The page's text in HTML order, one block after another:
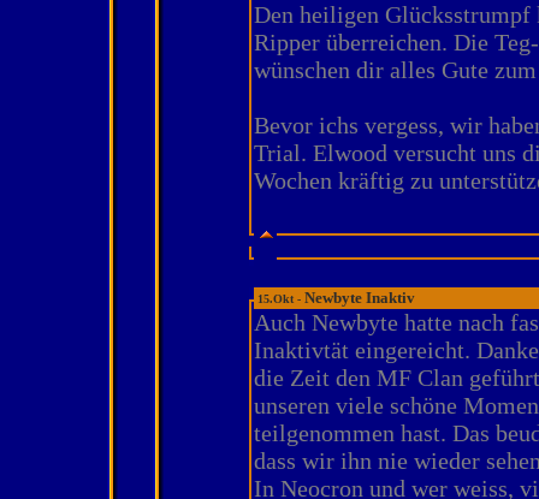
Den heiligen Glücksstrumpf
Ripper überreichen. Die
wünschen dir alles Gute
Bevor ichs vergess, wir
Trial. Elwood versucht uns
Wochen kräftig zu
15.Okt - Newbyte Inaktiv
Auch Newbyte hatte nach
Inaktivtät eingereicht.
die Zeit den MF Clan
unseren viele schöne
teilgenommen hast. Das
dass wir ihn nie wieder
In Neocron und wer weiss,